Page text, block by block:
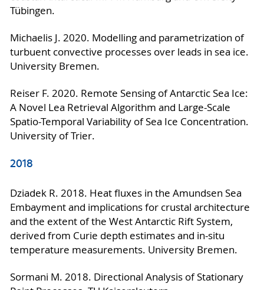
Tübingen.
Michaelis J. 2020. Modelling and parametrization of
turbuent convective processes over leads in sea ice.
University Bremen.
Reiser F. 2020. Remote Sensing of Antarctic Sea Ice:
A Novel Lea Retrieval Algorithm and Large-Scale
Spatio-Temporal Variability of Sea Ice Concentration.
University of Trier.
2018
Dziadek R. 2018. Heat fluxes in the Amundsen Sea
Embayment and implications for crustal architecture
and the extent of the West Antarctic Rift System,
derived from Curie depth estimates and in-situ
temperature measurements. University Bremen.
Sormani M. 2018. Directional Analysis of Stationary